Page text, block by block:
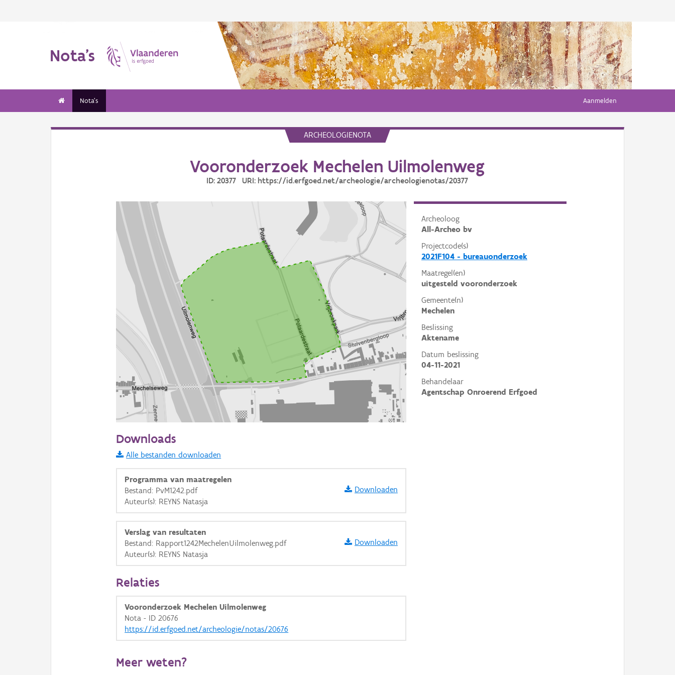
Nota's
Nota's Aanmelden
ARCHEOLOGIENOTA
Vooronderzoek Mechelen Uilmolenweg
ID: 20377 URI: https://id.erfgoed.net/archeologie/archeologienotas/20377
Archeoloog
All-Archeo bv
Projectcode(s)
2021F104 - bureauonderzoek
Maatregel(en)
uitgesteld vooronderzoek
Gemeente(n)
Mechelen
Beslissing
Aktename
Datum beslissing
04-11-2021
Behandelaar
Agentschap Onroerend Erfgoed
Informatie Vlaanderen
i
+ −
Basis Lagen
Ortho
GRB-Basiskaart
Downloads
Alle bestanden downloaden
Programma van maatregelen
Bestand: PvM1242.pdf
Auteur(s): REYNS Natasja
Downloaden
Verslag van resultaten
Bestand: Rapport1242MechelenUilmolenweg.pdf
Auteur(s): REYNS Natasja
Downloaden
Relaties
Vooronderzoek Mechelen Uilmolenweg
Nota - ID 20676
https://id.erfgoed.net/archeologie/notas/20676
Meer weten?